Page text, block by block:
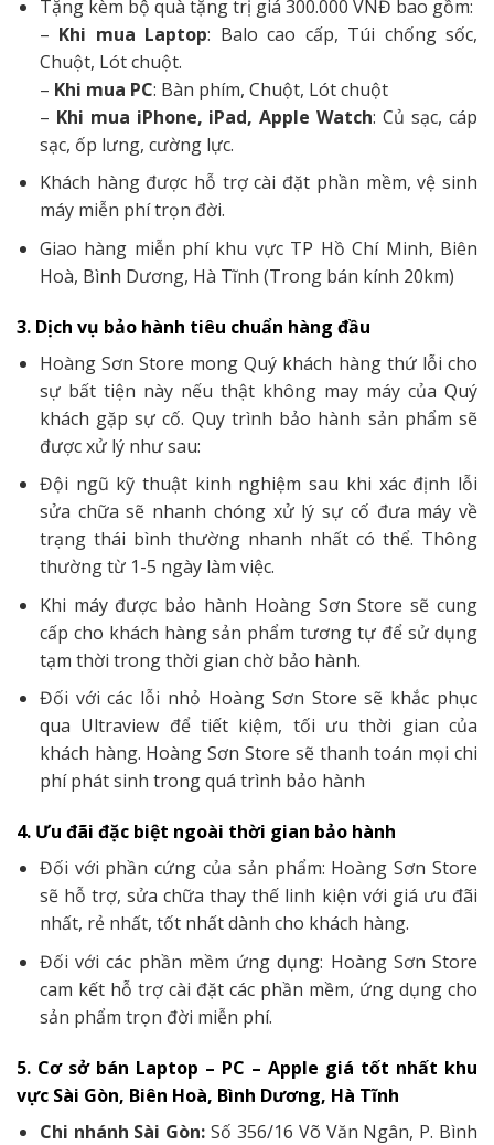
Tặng kèm bộ quà tặng trị giá 300.000 VNĐ bao gồm:
– Khi mua Laptop: Balo cao cấp, Túi chống sốc,
Chuột, Lót chuột.
– Khi mua PC: Bàn phím, Chuột, Lót chuột
– Khi mua iPhone, iPad, Apple Watch: Củ sạc, cáp
sạc, ốp lưng, cường lực.
Khách hàng được hỗ trợ cài đặt phần mềm, vệ sinh
máy miễn phí trọn đời.
Giao hàng miễn phí khu vực TP Hồ Chí Minh, Biên
Hoà, Bình Dương, Hà Tĩnh (Trong bán kính 20km)
3. Dịch vụ bảo hành tiêu chuẩn hàng đầu
Hoàng Sơn Store mong Quý khách hàng thứ lỗi cho
sự bất tiện này nếu thật không may máy của Quý
khách gặp sự cố. Quy trình bảo hành sản phẩm sẽ
được xử lý như sau:
Đội ngũ kỹ thuật kinh nghiệm sau khi xác định lỗi
sửa chữa sẽ nhanh chóng xử lý sự cố đưa máy về
trạng thái bình thường nhanh nhất có thể. Thông
thường từ 1-5 ngày làm việc.
Khi máy được bảo hành Hoàng Sơn Store sẽ cung
cấp cho khách hàng sản phẩm tương tự để sử dụng
tạm thời trong thời gian chờ bảo hành.
Đối với các lỗi nhỏ Hoàng Sơn Store sẽ khắc phục
qua Ultraview để tiết kiệm, tối ưu thời gian của
khách hàng. Hoàng Sơn Store sẽ thanh toán mọi chi
phí phát sinh trong quá trình bảo hành
4. Ưu đãi đặc biệt ngoài thời gian bảo hành
Đối với phần cứng của sản phẩm: Hoàng Sơn Store
sẽ hỗ trợ, sửa chữa thay thế linh kiện với giá ưu đãi
nhất, rẻ nhất, tốt nhất dành cho khách hàng.
Đối với các phần mềm ứng dụng: Hoàng Sơn Store
cam kết hỗ trợ cài đặt các phần mềm, ứng dụng cho
sản phẩm trọn đời miễn phí.
5. Cơ sở bán Laptop – PC – Apple giá tốt nhất khu
vực Sài Gòn, Biên Hoà, Bình Dương, Hà Tĩnh
Chi nhánh Sài Gòn:Số 356/16 Võ Văn Ngân, P. Bình